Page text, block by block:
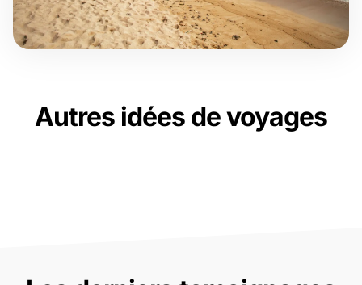
Autres idées de voyages